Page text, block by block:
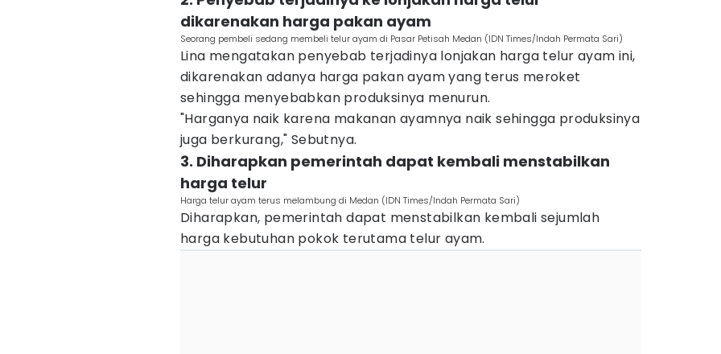
dikarenakan harga pakan ayam
Seorang pembeli sedang membeli telur ayam di Pasar Petisah Medan (IDN Times/Indah Permata Sari)
Lina mengatakan penyebab terjadinya lonjakan harga telur ayam ini,
dikarenakan adanya harga pakan ayam yang terus meroket
sehingga menyebabkan produksinya menurun.
"Harganya naik karena makanan ayamnya naik sehingga produksinya
juga berkurang," Sebutnya.
3. Diharapkan pemerintah dapat kembali menstabilkan
harga telur
Harga telur ayam terus melambung di Medan (IDN Times/Indah Permata Sari)
Diharapkan, pemerintah dapat menstabilkan kembali sejumlah
harga kebutuhan pokok terutama telur ayam.